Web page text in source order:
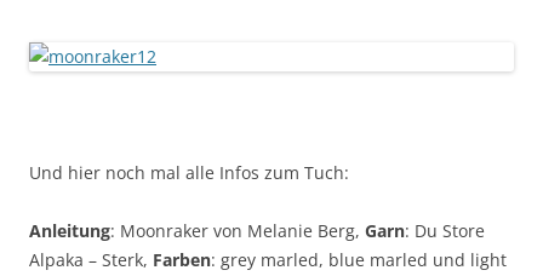
Und hier noch mal alle Infos zum Tuch:
Anleitung: Moonraker von Melanie Berg, Garn: Du Store
Alpaka – Sterk, Farben: grey marled, blue marled und light